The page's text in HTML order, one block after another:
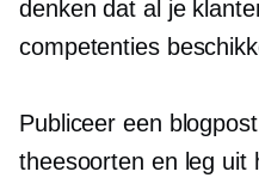
denken dat al je
competenties
Publiceer een
theesoorten en leg uit